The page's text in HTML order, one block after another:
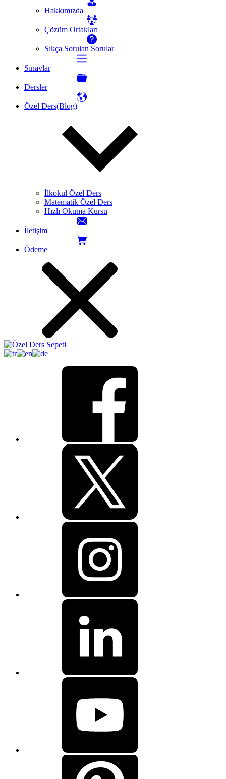
Hakkımızda
Çözüm Ortakları
Sıkça Sorulan Sorular
Sınavlar
Dersler
Özel Ders(Blog)
İlkokul Özel Ders
Matematik Özel Ders
Hızlı Okuma Kursu
İletişim
Ödeme